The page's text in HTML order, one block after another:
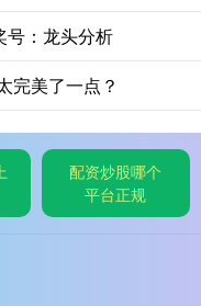
号：龙头分析
完美了一点？
配资炒股哪个
平台正规